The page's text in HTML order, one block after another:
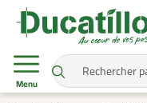
Menu